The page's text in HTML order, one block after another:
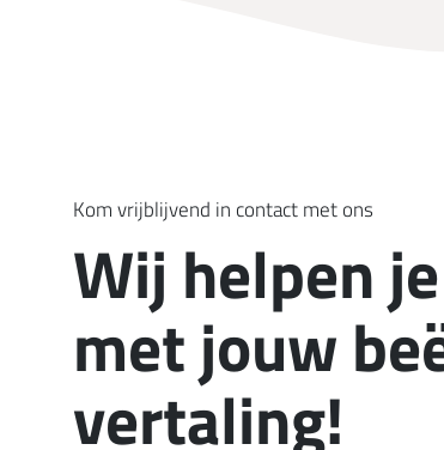
Kom vrijblijvend in contact met ons
Wij helpen
met jouw
vertaling!